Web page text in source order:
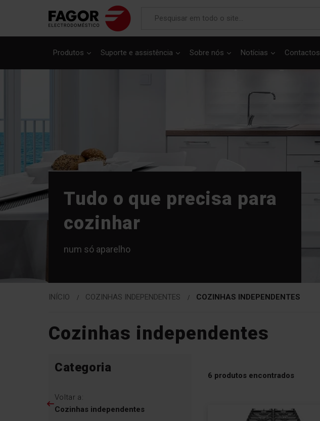
Produtos Suporte e assistência Sobre nós Notícias Contactos
Tudo o que precisa para
cozinhar
num só aparelho
INÍCIO COZINHAS INDEPENDENTES COZINHAS INDEPENDENTES
Cozinhas independentes
6 produtos encontrados
para
Categoria
Voltar a:
Cozinhas independentes